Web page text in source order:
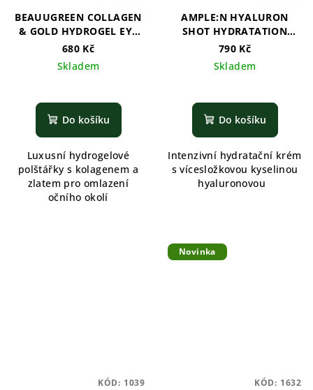
BEAUUGREEN COLLAGEN
& GOLD HYDROGEL EYE
PATCH
680 Kč
Skladem
Do košíku
Luxusní hydrogelové
polštářky s kolagenem a
zlatem pro omlazení
očního okolí
AMPLE:N HYALURON
SHOT HYDRATATION
CREAM - 60ml
790 Kč
Skladem
Do košíku
Intenzivní hydratační krém
s vícesložkovou kyselinou
hyaluronovou
KÓD: 1039
Novinka
KÓD: 1632